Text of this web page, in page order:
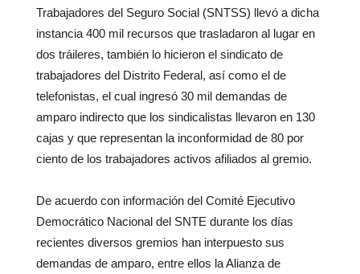
Trabajadores del Seguro Social (SNTSS) llevó a dicha
instancia 400 mil recursos que trasladaron al lugar en
dos tráileres, también lo hicieron el sindicato de
trabajadores del Distrito Federal, así como el de
telefonistas, el cual ingresó 30 mil demandas de
amparo indirecto que los sindicalistas llevaron en 130
cajas y que representan la inconformidad de 80 por
ciento de los trabajadores activos afiliados al gremio.
De acuerdo con información del Comité Ejecutivo
Democrático Nacional del SNTE durante los días
recientes diversos gremios han interpuesto sus
demandas de amparo, entre ellos la Alianza de